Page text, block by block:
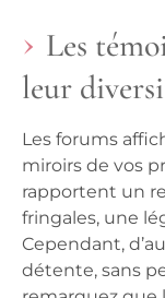
Les
leur
Les forums
miroirs de vos
rapportent un
fringales, une
Cependant,
détente, sans